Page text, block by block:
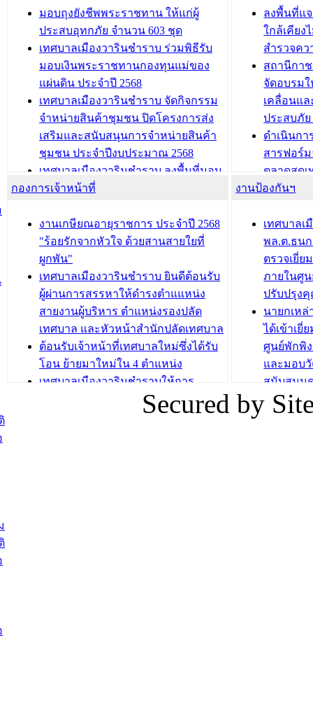
บทความ อื่นๆ ...
เทศบาลเมืองวารินชำราบ ร่วมการ
ประชุมวิชาการระดับนานาชาติและ
นิทรรศการด้านนวัตกรรมท้องถิ่น 2568
และรับรางวัลทีมนักวิจัยดีเด่นจาก
นวัตกรรมโครงการทะเบียนภาษีป้าย
ประชุมผู้เช่าอาคารพาณิชย์ บริเวณ
ถนนเกษมสุขและถนนประทุมเทพภักดี
บทความ อื่นๆ ...
เทศบาล
รับฟังคว
ผังเมือง
วารินชำ
เทศบาล
ซักซ้อมแ
ประโยช
บทความ อื่นๆ ...
มอบถุงยังชีพพระราชทาน ให้แก่ผู้
ประสบอุทกภัย จำนวน 603 ชุด
เทศบาลเมืองวารินชำราบ ร่วมพิธีรับ
มอบเงินพระราชทานกองทุนแม่ของ
แผ่นดิน ประจำปี 2568
เทศบาลเมืองวารินชำราบ จัดกิจกรรม
จำหน่ายสินค้าชุมชน ปิดโครงการส่ง
เสริมและสนับสนุนการจำหน่ายสินค้า
ชุมชน ประจำปีงบประมาณ 2568
เทศบาลเมืองวารินชำราบ ลงพื้นที่มอบ
น้ำดื่มแก่ผู้พักอาศัย ณ ศูนย์พักพิง
กองสวัสดิการสังคม เทศบาลเมือง
วารินชำราบ จัดโครงการอบรมอาชีพ
ระยะสั้น ประจำปี 2568 (หลักสูตรการ
ถักทอผลิตภัณฑ์จากถุงพลาสติก)
บทความ อื่นๆ ...
ลงพื้นที่แ
ใกล้เคียง
สำรวจค
สถานีกา
จัดอบรม
เคลื่อนแ
ประสบภั
ดำเนินกา
สารฟอร์
ตลาดสดเ
วารินชำร
ถนนแก่เ
เด็กเล็ก
เทศบาลเ
ปรึกษาห
วัยของอ
บทความ อื่นๆ ...
กองการเจ้าหน้าที่
งานเกษียณอายุราชการ ประจำปี 2568
"ร้อยรักจากหัวใจ ด้วยสานสายใยที่
ผูกพัน"
เทศบาลเมืองวารินชำราบ ยินดีต้อนรับ
ผู้ผ่านการสรรหาให้ดำรงตำแแหน่ง
สายงานผู้บริหาร ตำแหน่งรองปลัด
เทศบาล และหัวหน้าสำนักปลัดเทศบาล
ต้อนรับเจ้าหน้าที่เทศบาลใหม่ซึ่งได้รับ
โอน ย้ายมาใหม่ใน 4 ตำแหน่ง
เทศบาลเมืองวารินชำราบให้การ
ต้อนรับพนักงานเทศบาลผู้ผ่านการ
สรรหาให้ดำรงตำแหน่งสายงานผู้
งานป้องกันฯ
เทศบาลเ
พล.ต.ธน
ตรวจเยี่ย
ภายในศู
ปรับปรุง
นายกเห
ได้เข้าเยี่
ศูนย์พักพิ
และมอบ
สนับสนุน
ภัยน้ำท่วม
ภาพบรร
Secured by